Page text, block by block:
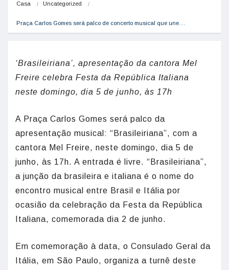
Casa Uncategorized
Praça Carlos Gomes será palco de concerto musical que une…
‘Brasileiriana’, apresentação da cantora Mel
Freire celebra Festa da República Italiana
neste domingo, dia 5 de junho, às 17h
A Praça Carlos Gomes será palco da
apresentação musical: “Brasileiriana”, com a
cantora Mel Freire, neste domingo, dia 5 de
junho, às 17h. A entrada é livre. “Brasileiriana”,
a junção da brasileira e italiana é o nome do
encontro musical entre Brasil e Itália por
ocasião da celebração da Festa da República
Italiana, comemorada dia 2 de junho.
Em comemoração à data, o Consulado Geral da
Itália, em São Paulo, organiza a turnê deste